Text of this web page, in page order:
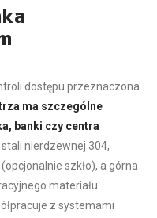
dostępu przeznaczona
ma szczególne
banki czy centra
nierdzewnej 304,
szkło), a górna
materiału
z systemami